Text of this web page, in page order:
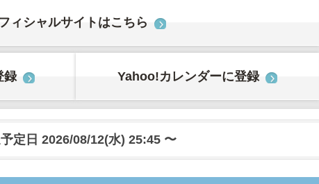
ィシャルサイトはこちら
録 Yahoo!カレンダーに登録
定日 2026/08/12(水) 25:45 〜